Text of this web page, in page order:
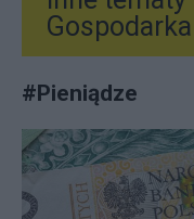
Gospodarka
#Pieniądze